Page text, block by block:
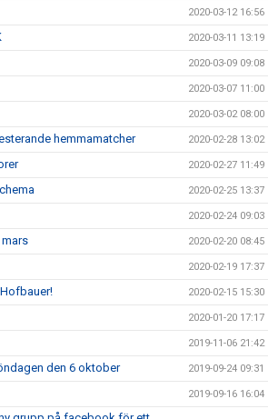
2020-03-12 16:56
2020-03-11 13:19
2020-03-09 09:08
2020-03-07 11:00
2020-03-02 08:00
hemmamatcher 2020-02-28 13:02
2020-02-27 11:49
2020-02-25 13:37
2020-02-24 09:03
mars 2020-02-20 08:45
2020-02-19 17:37
2020-02-15 15:30
2020-01-20 17:17
2019-11-06 21:42
den 6 oktober 2019-09-24 09:31
2019-09-16 16:04